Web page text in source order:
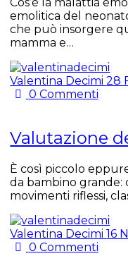
Cos’è la malattia
emolitica del
che può insorgere
mamma e…
Valentina Decimi28
0 Commenti
Valutazione
È così piccolo
da bambino grande:
movimenti riflessi,
Valentina Decimi16
0 Commenti